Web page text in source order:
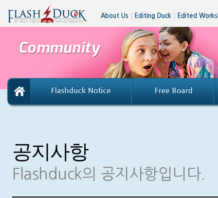
About Us Editing Duck Edited
공지사항
Flashduck의 공지사항입니다.